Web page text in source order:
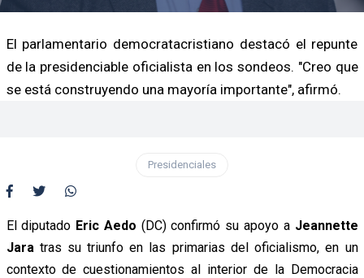
El parlamentario democratacristiano destacó el repunte
de la presidenciable oficialista en los sondeos. "Creo que
se está construyendo una mayoría importante", afirmó.
Presidenciales
El diputado Eric Aedo (DC) confirmó su apoyo a Jeannette
Jara tras su triunfo en las primarias del oficialismo, en un
contexto de cuestionamientos al interior de la Democracia